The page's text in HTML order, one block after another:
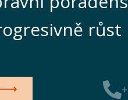
růst